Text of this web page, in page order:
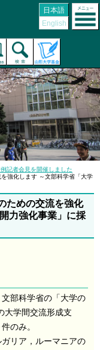
日本語
English
記者会見を開催しました
強化します ～文部科学省「大学
ための交流を強化
力強化事業」に採
部科学省の「大学の
大学間交流形成支
のみ。
リア，ルーマニアの